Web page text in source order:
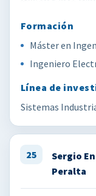
Máster en
Ingeniero
Sistemas
25
Sergio
Peralta